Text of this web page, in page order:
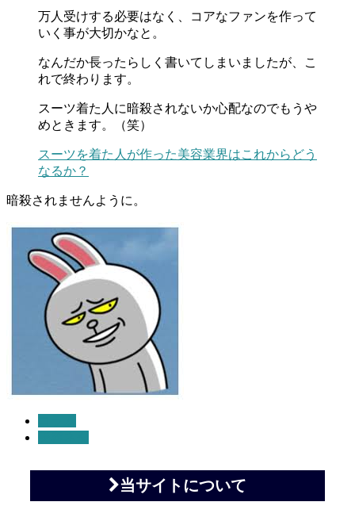
万人受けする必要はなく、コアなファンを作って
いく事が大切かなと。
なんだか長ったらしく書いてしまいましたが、こ
れで終わります。
スーツ着た人に暗殺されないか心配なのでもうや
めときます。（笑）
スーツを着た人が作った美容業界はこれからどう
なるか？
暗殺されませんように。
当サイトについて